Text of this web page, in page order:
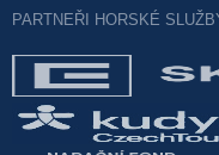
PARTNEŘI HORSKÉ